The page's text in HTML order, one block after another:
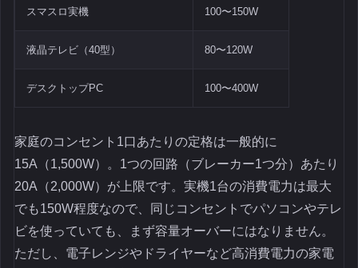
スマスロ実機 100〜150W
液晶テレビ（40型） 80〜120W
デスクトップPC 100〜400W
家庭のコンセント1口あたりの定格は一般的に
15A（1,500W）。1つの回路（ブレーカー1つ分）あたり
20A（2,000W）が上限です。実機1台の消費電力は最大
でも150W程度なので、同じコンセントでパソコンやテレ
ビを使っていても、まず容量オーバーにはなりません。
ただし、電子レンジやドライヤーなど高消費電力の家電